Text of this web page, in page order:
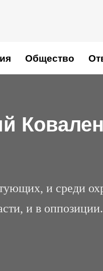
Общество
и среди
и в оппозиции.